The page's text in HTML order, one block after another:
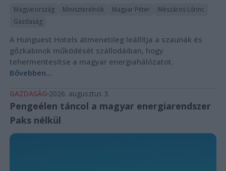
Magyarország Miniszterelnök Magyar Péter
Mészáros Lőrinc
Gazdaság
A Hunguest Hotels átmenetileg leállítja a szaunák és
gőzkabinok működését szállodáiban, hogy
tehermentesítse a magyar energiahálózatot.
Bővebben...
GAZDASÁG 2026. augusztus 3.
Pengeélen táncol a magyar energiarendszer
Paks nélkül